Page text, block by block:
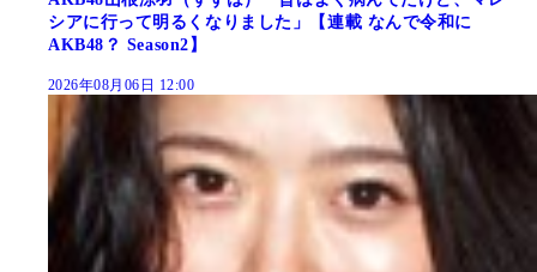
シアに行って明るくなりました」【連載 なんで令和に
AKB48？ Season2】
2026年08月06日 12:00